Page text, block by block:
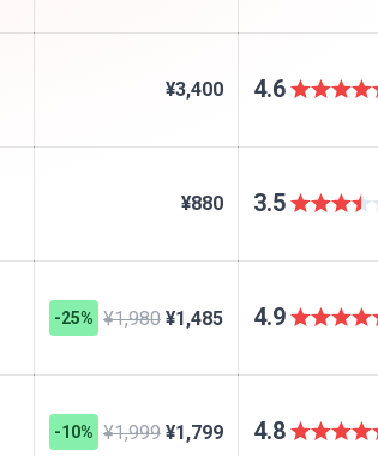
¥3,400 4.6
¥880 3.5
-25% ¥1,980 ¥1,485 4.9
-10% ¥1,999 ¥1,799 4.8